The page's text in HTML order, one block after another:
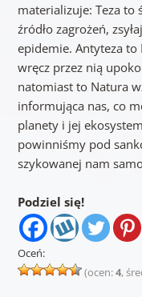
materializuje: Teza to
źródło zagrożeń,
epidemie. Antyteza
wręcz przez nią
natomiast to Natura
informująca nas, co
planety i jej
powinniśmy pod
szykowanej nam
Podziel się!
Oceń:
(ocen:4,